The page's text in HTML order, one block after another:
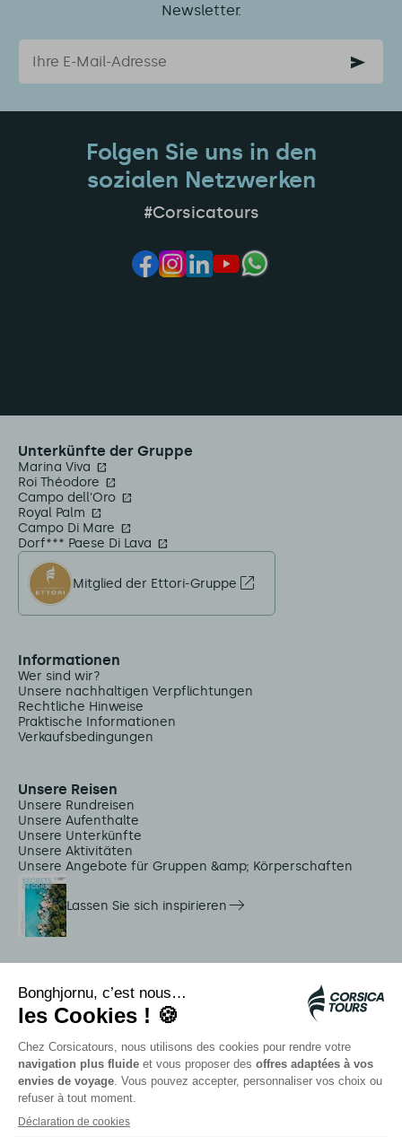
Newsletter.
Email
Folgen Sie uns in den
sozialen Netzwerken
#Corsicatours
Unterkünfte der Gruppe
Marina Viva
Roi Théodore
Campo dell'Oro
Royal Palm
Campo Di Mare
Dorf*** Paese Di Lava
Mitglied der Ettori-Gruppe
Informationen
Wer sind wir?
Unsere nachhaltigen Verpflichtungen
Rechtliche Hinweise
Praktische Informationen
Verkaufsbedingungen
Unsere Reisen
Unsere Rundreisen
Unsere Aufenthalte
Unsere Unterkünfte
Unsere Aktivitäten
Unsere Angebote für Gruppen &amp; Körperschaften
Lassen Sie sich inspirieren
Citadina Shuttles
Quallenalarm
Autocars rapides bleus
Kontaktieren Sie unsere Berater